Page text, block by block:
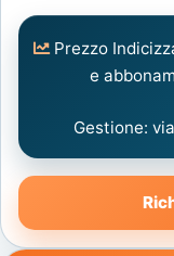
Prezzo
e
Gestione: